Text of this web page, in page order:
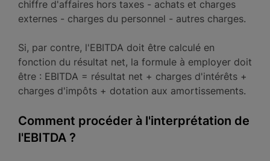
chiffre d'affaires hors taxes - achats et charges
externes - charges du personnel - autres charges.
Si, par contre, l'EBITDA doit être calculé en
fonction du résultat net, la formule à employer doit
être : EBITDA = résultat net + charges d'intérêts +
charges d'impôts + dotation aux amortissements.
Comment procéder à l'interprétation de
l'EBITDA ?